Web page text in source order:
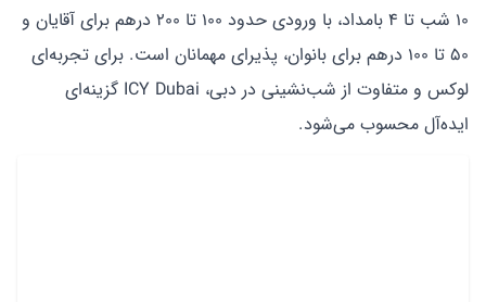
۱۰ شب تا ۴ بامداد، با ورودی حدود ۱۰۰ تا ۲۰۰ درهم برای آقایان و
۵۰ تا ۱۰۰ درهم برای بانوان، پذیرای مهمانان است. برای تجربه‌ای
لوکس و متفاوت از شب‌نشینی در دبی، ICY Dubai گزینه‌ای
ایده‌آل محسوب می‌شود.